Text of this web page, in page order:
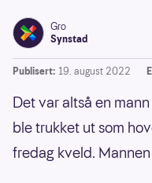
Gro
Synstad
Publisert: 19. august 2022
Det var altså en
ble trukket ut som
fredag kveld.